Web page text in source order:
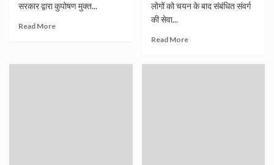
सरकार द्वारा कुपोषण मुक्त...
Read More
लोगों को चयन के बाद संबंधित संवर्ग
की सेवा...
Read More